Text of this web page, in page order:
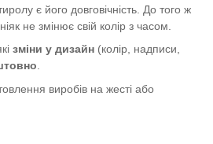
є його довговічність. До того ж
не змінює свій колір з часом.
зміни у дизайн (колір, надписи,
.
виробів на жесті або